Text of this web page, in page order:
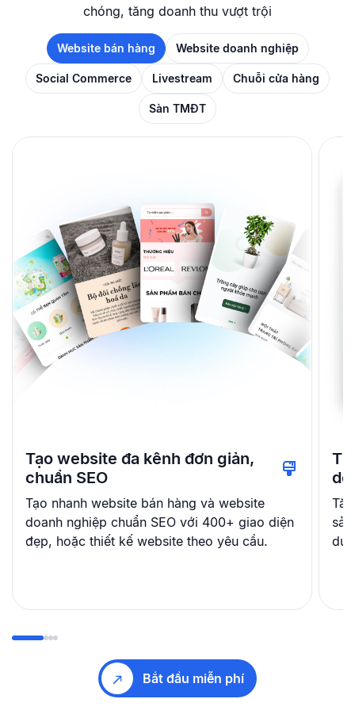
chóng, tăng doanh thu vượt trội
Website bán hàng Website doanh nghiệp
Social Commerce Livestream Chuỗi cửa hàng
Sàn TMĐT
Tạo website đa kênh đơn giản,
chuẩn SEO
Tạo nhanh website bán hàng và website
doanh nghiệp chuẩn SEO với 400+ giao diện
đẹp, hoặc thiết kế website theo yêu cầu.
dễ
Bắt đầu miễn phí